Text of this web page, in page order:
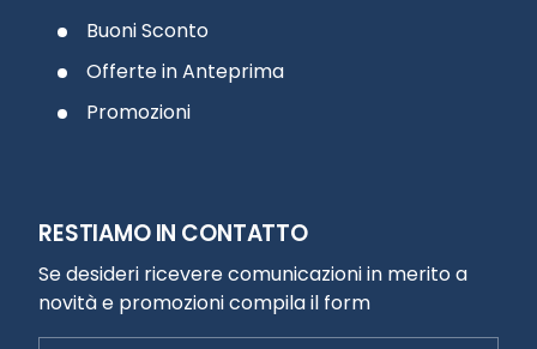
Buoni Sconto
Offerte in Anteprima
Promozioni
RESTIAMO IN CONTATTO
Se desideri ricevere comunicazioni in merito a
novità e promozioni compila il form